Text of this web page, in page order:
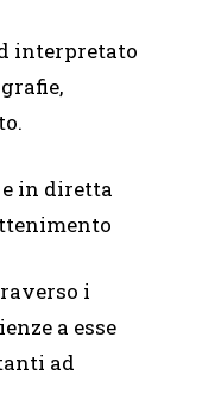
interpretato
e in diretta
i
a esse
ad